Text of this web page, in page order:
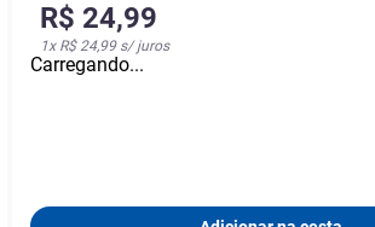
R$ 24,99
1x R$ 24,99s/ juros
Carregando...